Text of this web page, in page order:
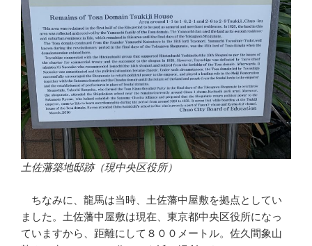
土佐藩築地邸跡（現中央区役所）
ちなみに、龍馬は当時、土佐藩中屋敷を拠点としてい
ました。土佐藩中屋敷は現在、東京都中央区役所になっ
ていますから、距離にして８００メートル。佐久間象山